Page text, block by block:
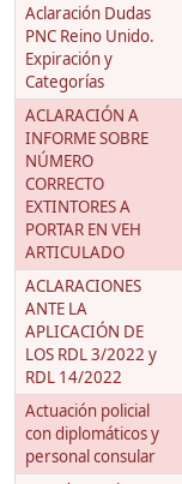
Aclaración Dudas
PNC Reino Unido.
Expiración y
Categorías
ACLARACIÓN A
INFORME SOBRE
NÚMERO
CORRECTO
EXTINTORES A
PORTAR EN VEH
ARTICULADO
ACLARACIONES
ANTE LA
APLICACIÓN DE
LOS RDL 3/2022 y
RDL 14/2022
Actuación policial
con diplomáticos y
personal consular